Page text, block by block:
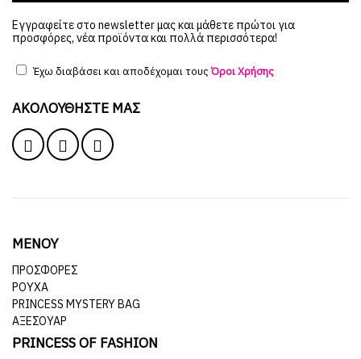
Εγγραφείτε στο newsletter μας και μάθετε πρώτοι για
προσφόρες, νέα προϊόντα και πολλά περισσότερα!
Έχω διαβάσει και αποδέχομαι τουςΌροι Χρήσης
ΑΚΟΛΟΥΘΉΣΤΕ ΜΑΣ
ΜΕΝΟΥ
ΠΡΟΣΦΟΡΕΣ
ΡΟΥΧΑ
PRINCESS MYSTERY BAG
ΑΞΕΣΟΥΑΡ
PRINCESS OF FASHION